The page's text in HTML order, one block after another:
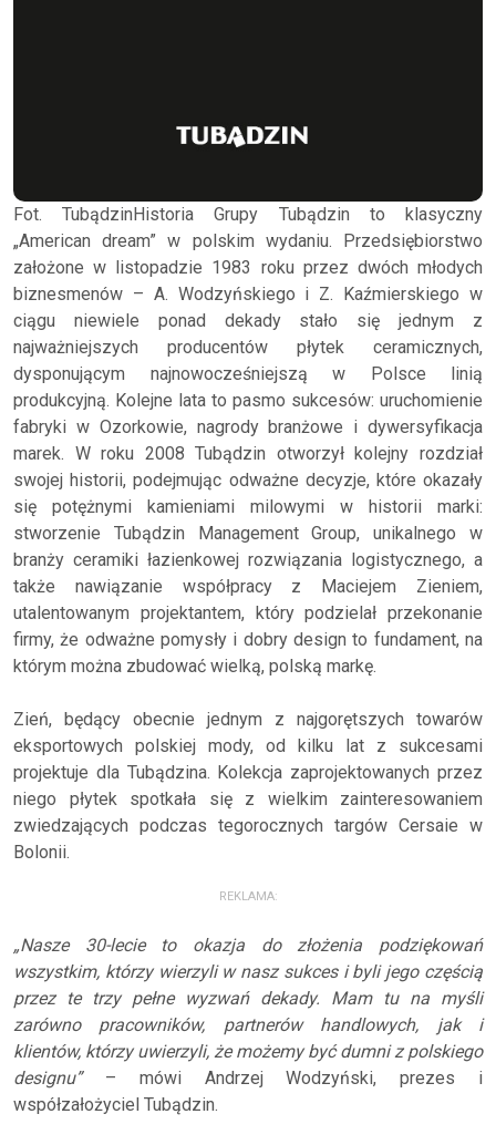
Fot. TubądzinHistoria Grupy Tubądzin to klasyczny
„American dream” w polskim wydaniu. Przedsiębiorstwo
założone w listopadzie 1983 roku przez dwóch młodych
biznesmenów – A. Wodzyńskiego i Z. Kaźmierskiego w
ciągu niewiele ponad dekady stało się jednym z
najważniejszych producentów płytek ceramicznych,
dysponującym najnowocześniejszą w Polsce linią
produkcyjną. Kolejne lata to pasmo sukcesów: uruchomienie
fabryki w Ozorkowie, nagrody branżowe i dywersyfikacja
marek. W roku 2008 Tubądzin otworzył kolejny rozdział
swojej historii, podejmując odważne decyzje, które okazały
się potężnymi kamieniami milowymi w historii marki:
stworzenie Tubądzin Management Group, unikalnego w
branży ceramiki łazienkowej rozwiązania logistycznego, a
także nawiązanie współpracy z Maciejem Zieniem,
utalentowanym projektantem, który podzielał przekonanie
firmy, że odważne pomysły i dobry design to fundament, na
którym można zbudować wielką, polską markę.
Zień, będący obecnie jednym z najgorętszych towarów
eksportowych polskiej mody, od kilku lat z sukcesami
projektuje dla Tubądzina. Kolekcja zaprojektowanych przez
niego płytek spotkała się z wielkim zainteresowaniem
zwiedzających podczas tegorocznych targów Cersaie w
Bolonii.
REKLAMA:
„Nasze 30-lecie to okazja do złożenia podziękowań
wszystkim, którzy wierzyli w nasz sukces i byli jego częścią
przez te trzy pełne wyzwań dekady. Mam tu na myśli
zarówno pracowników, partnerów handlowych, jak i
klientów, którzy uwierzyli, że możemy być dumni z polskiego
designu”– mówi Andrzej Wodzyński, prezes i
współzałożyciel Tubądzin.